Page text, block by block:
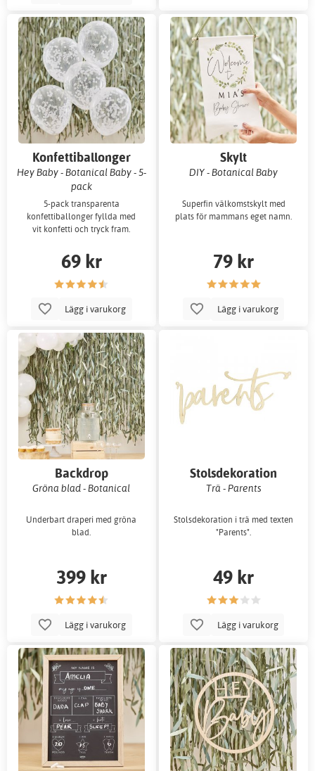
Konfettiballonger
Hey Baby - Botanical Baby - 5-
pack
5-pack transparenta
konfettiballonger fyllda med
vit konfetti och tryck fram.
69 kr
Lägg i varukorg
Skylt
DIY - Botanical Baby
Superfin välkomstskylt med
plats för mammans eget namn.
79 kr
Lägg i varukorg
Backdrop
Gröna blad - Botanical
Underbart draperi med gröna
blad.
399 kr
Lägg i varukorg
Stolsdekoration
Trä - Parents
Stolsdekoration i trä med texten
"Parents".
49 kr
Lägg i varukorg